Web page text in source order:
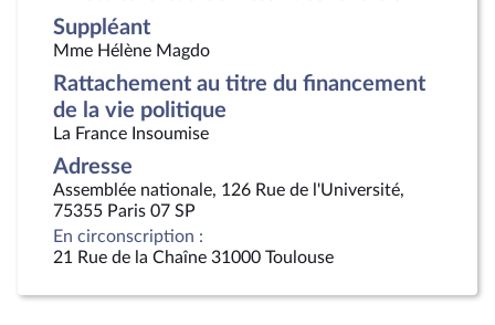
Suppléant
Mme Hélène Magdo
Rattachement au titre du financement
de la vie politique
La France Insoumise
Adresse
Assemblée nationale, 126 Rue de l'Université,
75355 Paris 07 SP
En circonscription :
21 Rue de la Chaîne 31000 Toulouse